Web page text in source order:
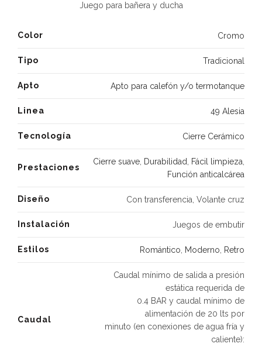
Juego para bañera y ducha
Color Cromo
Tipo Tradicional
Apto Apto para calefón y/o termotanque
Linea 49 Alesia
Tecnología Cierre Cerámico
Prestaciones
Cierre suave Durabilidad Fácil limpieza
Función anticalcárea
Diseño Con transferencia, Volante cruz
Instalación Juegos de embutir
Estilos Romántico Moderno Retro
Caudal
Caudal mínimo de salida a presión
estática requerida de
0.4 BAR y caudal mínimo de
alimentación de 20 lts por
minuto (en conexiones de agua fría y
caliente):